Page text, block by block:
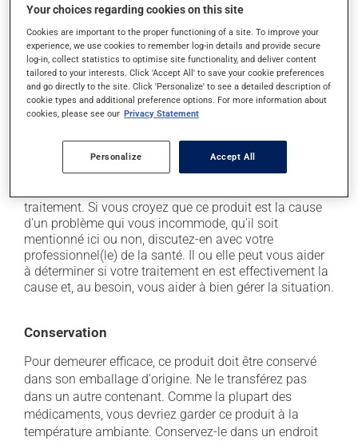
Effets indésirables
En plus de ses effets recherchés, ce produit peut à
l'occasion entraîner certains effets indésirables (effets
secondaires), notamment :
il peut causer des maux de tête;
il peut causer des nausées ou, rarement, des
vomissements.
traitement. Si vous croyez que ce produit est la cause
d'un problème qui vous incommode, qu'il soit
mentionné ici ou non, discutez-en avec votre
professionnel(le) de la santé. Il ou elle peut vous aider
à déterminer si votre traitement en est effectivement la
cause et, au besoin, vous aider à bien gérer la situation.
Conservation
Pour demeurer efficace, ce produit doit être conservé
dans son emballage d'origine. Ne le transférez pas
dans un autre contenant. Comme la plupart des
médicaments, vous devriez garder ce produit à la
température ambiante. Conservez-le dans un endroit
Your choices regarding cookies on this site
Cookies are important to the proper functioning of a site. To improve your
experience, we use cookies to remember log-in details and provide secure
log-in, collect statistics to optimise site functionality, and deliver content
tailored to your interests. Click 'Accept All' to save your cookie preferences
and go directly to the site. Click 'Personalize' to see a detailed description of
cookie types and additional preference options. For more information about
cookies, please see our Privacy Statement
Personalize Accept All